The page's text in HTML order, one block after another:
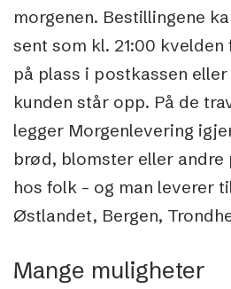
morgenen. Bestillingene
sent som kl. 21:00
på plass i postkassen
kunden står opp. På de
legger Morgenlevering
brød, blomster eller
hos folk – og man leverer
Østlandet, Bergen,
Mange muligheter